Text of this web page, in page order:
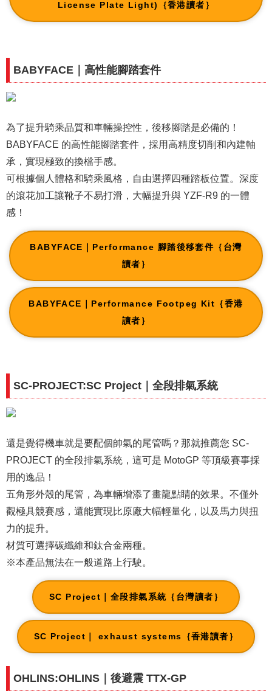
License Plate Light)｛香港讀者｝
BABYFACE｜高性能腳踏套件
為了提升騎乘品質和車輛操控性，後移腳踏是必備的！
BABYFACE 的高性能腳踏套件，採用高精度切削和內建軸
承，實現極致的換檔手感。
可根據個人體格和騎乘風格，自由選擇四種踏板位置。深度
的滾花加工讓靴子不易打滑，大幅提升與 YZF-R9 的一體
感！
BABYFACE｜Performance 腳踏後移套件｛台灣
讀者｝
BABYFACE｜Performance Footpeg Kit｛香港
讀者｝
SC-PROJECT:SC Project｜全段排氣系統
還是覺得機車就是要配個帥氣的尾管嗎？那就推薦您 SC-
PROJECT 的全段排氣系統，這可是 MotoGP 等頂級賽事採
用的逸品！
五角形外殼的尾管，為車輛增添了畫龍點睛的效果。不僅外
觀極具競賽感，還能實現比原廠大幅輕量化，以及馬力與扭
力的提升。
材質可選擇碳纖維和鈦合金兩種。
※本產品無法在一般道路上行駛。
SC Project｜全段排氣系統｛台灣讀者｝
SC Project｜ exhaust systems｛香港讀者｝
OHLINS:OHLINS｜後避震 TTX-GP